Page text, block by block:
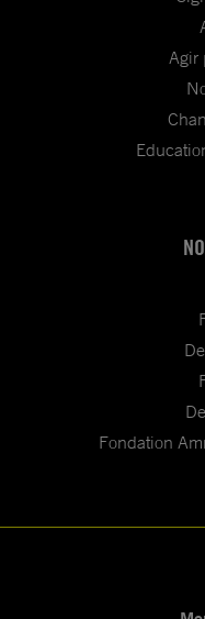
Agir
Fondation